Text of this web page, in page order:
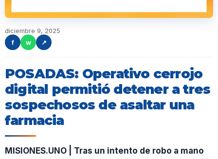
diciembre 9, 2025
f
w ↗
POSADAS: Operativo cerrojo
digital permitió detener a tres
sospechosos de asaltar una
farmacia
MISIONES.UNO | Tras un intento de robo a mano